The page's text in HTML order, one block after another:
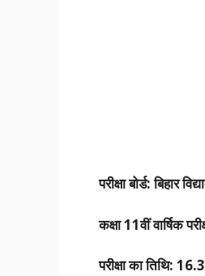
परीक्षा बोर्ड: बिहार
कक्षा 11वीं वार्षिक
परीक्षा का तिथि: